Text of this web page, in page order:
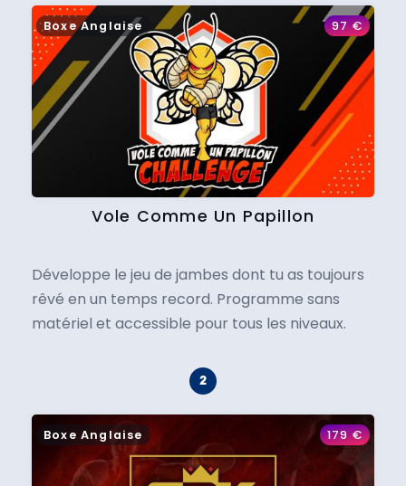
Boxe Anglaise 97€
Vole Comme Un Papillon
Développe le jeu de jambes dont tu as toujours
rêvé en un temps record. Programme sans
matériel et accessible pour tous les niveaux.
Boxe Anglaise 179€